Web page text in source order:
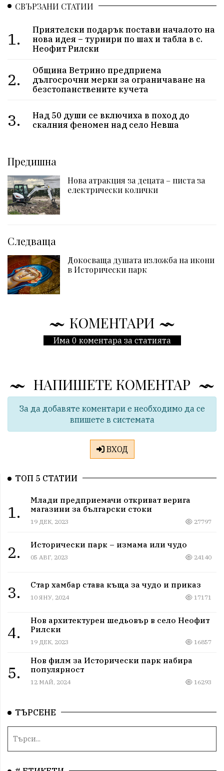
СВЪРЗАНИ СТАТИИ
1.
Приятелски подарък постави началото на
нова идея – турнири по шах и табла в с.
Неофит Рилски
2.
Община Ветрино предприема
дългосрочни мерки за ограничаване на
безстопанствените кучета
3.
Над 50 души се включиха в поход до
скалния феномен над село Невша
Предишна
Нова атракция за децата – писта за
електрически колички
Следваща
Докосваща душата изложба на икони
в Исторически парк
КОМЕНТАРИ
Има 0 коментара за статията
НАПИШЕТЕ КОМЕНТАР
За да добавяте коментари е необходимо да се
впишете в системата
ВХОД
ТОП 5 СТАТИИ
1.
Млади предприемачи откриват верига
магазини за български стоки
19 ДЕК, 2023 27797
2. Исторически парк – измама или чудо
05 АВГ, 2023 24140
3. Стар хамбар става къща за чудо и приказ
10 ЯНУ, 2024 17171
4.
Нов архитектурен шедьовър в село Неофит
Рилски
19 ДЕК, 2023 16857
5.
Нов филм за Исторически парк набира
популярност
12 МАЙ, 2024 16293
ТЪРСЕНЕ